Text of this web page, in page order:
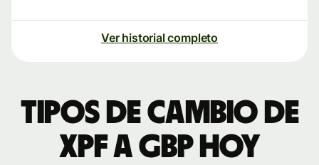
Ver historial completo
Tipos de cambio de
XPF a GBP hoy